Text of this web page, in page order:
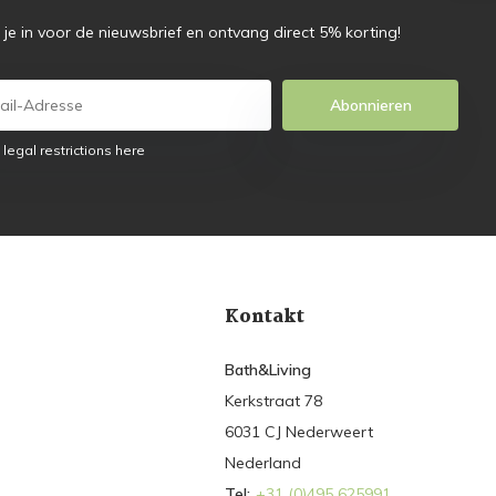
je in voor de nieuwsbrief en ontvang direct 5% korting!
Abonnieren
legal restrictions here
Kontakt
Bath&Living
Kerkstraat 78
6031 CJ Nederweert
Nederland